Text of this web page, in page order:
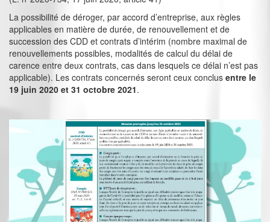
La possibilité de déroger, par accord d’entreprise, aux règles
applicables en matière de durée, de renouvellement et de
succession des CDD et contrats d’intérim (nombre maximal de
renouvellements possibles, modalités de calcul du délai de
carence entre deux contrats, cas dans lesquels ce délai n’est pas
applicable). Les contrats concernés seront ceux conclus entre le
19 juin 2020 et 31 octobre 2021.